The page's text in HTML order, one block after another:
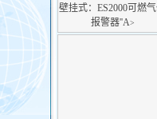
壁挂式：ES2000可燃
报警器''A>